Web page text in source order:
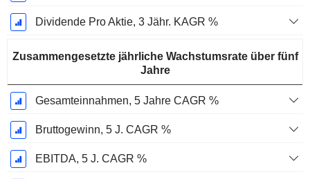
Dividende Pro Aktie, 3 Jähr. KAGR %
Zusammengesetzte jährliche Wachstumsrate über fünf
Jahre
Gesamteinnahmen, 5 Jahre CAGR %
Bruttogewinn, 5 J. CAGR %
EBITDA, 5 J. CAGR %